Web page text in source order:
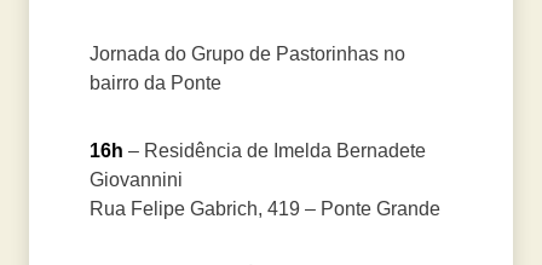
Jornada do Grupo de Pastorinhas no
bairro da Ponte
16h – Residência de Imelda Bernadete
Giovannini
Rua Felipe Gabrich, 419 – Ponte Grande